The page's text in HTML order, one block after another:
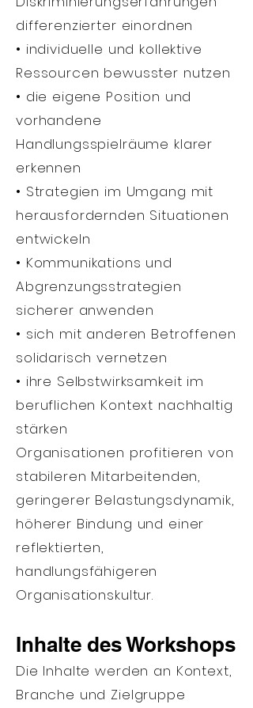
differenzierter einordnen
• individuelle und kollektive
Ressourcen bewusster nutzen
• die eigene Position und
vorhandene
Handlungsspielräume klarer
erkennen
• Strategien im Umgang mit
herausfordernden Situationen
entwickeln
• Kommunikations und
Abgrenzungsstrategien
sicherer anwenden
• sich mit anderen Betroffenen
solidarisch vernetzen
• ihre Selbstwirksamkeit im
beruflichen Kontext nachhaltig
stärken
Organisationen profitieren von
stabileren Mitarbeitenden,
geringerer Belastungsdynamik,
höherer Bindung und einer
reflektierten,
handlungsfähigeren
Organisationskultur.
Inhalte des Workshops
Die Inhalte werden an Kontext,
Branche und Zielgruppe